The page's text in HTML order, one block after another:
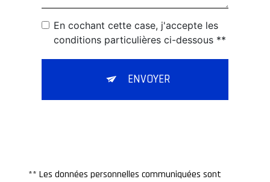
En cochant cette case, j'accepte les
conditions particulières ci-dessous **
ENVOYER
** Les données personnelles communiquées sont